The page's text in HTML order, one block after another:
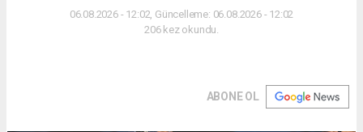
06.08.2026 - 12:02, Güncelleme: 06.08.2026 - 12:02
206 kez okundu.
ABONE OL